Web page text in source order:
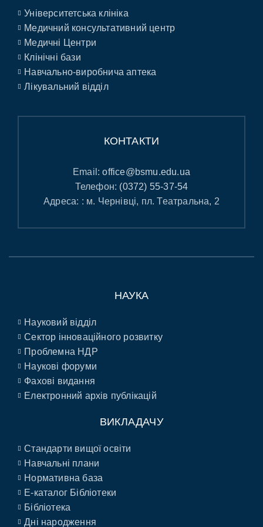
Університетська клініка
Медичний консультативний центр
Медичні Центри
Клінічні бази
Навчально-виробнича аптека
Лікувальний відділ
КОНТАКТИ
Email:office@bsmu.edu.ua
Телефон: (0372) 55-37-54
Адреса: : м. Чернівці, пл. Театральна, 2
НАУКА
Науковий відділ
Сектор інноваційного розвитку
Проблемна НДР
Наукові форуми
Фахові видання
Електронний архів публікацій
ВИКЛАДАЧУ
Стандарти вищої освіти
Навчальні плани
Нормативна база
E-каталог Бібліотеки
Бібліотека
Дні народження